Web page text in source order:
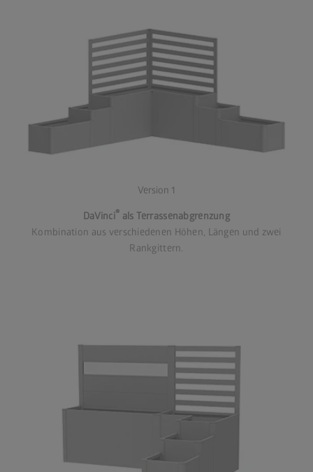
Version 1
DaVinci® als Terrassenabgrenzung
Kombination aus verschiedenen Höhen, Längen und zwei
Rankgittern.